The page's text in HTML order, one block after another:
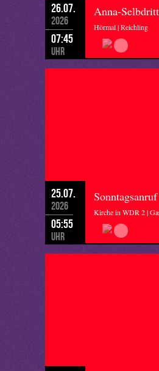
26.07.
2026
07:45
Uhr
Anna-Selbdritt
Hörmal | Reichling
25.07.
2026
05:55
Uhr
Sonntagsanruf
Kirche in WDR 2 |